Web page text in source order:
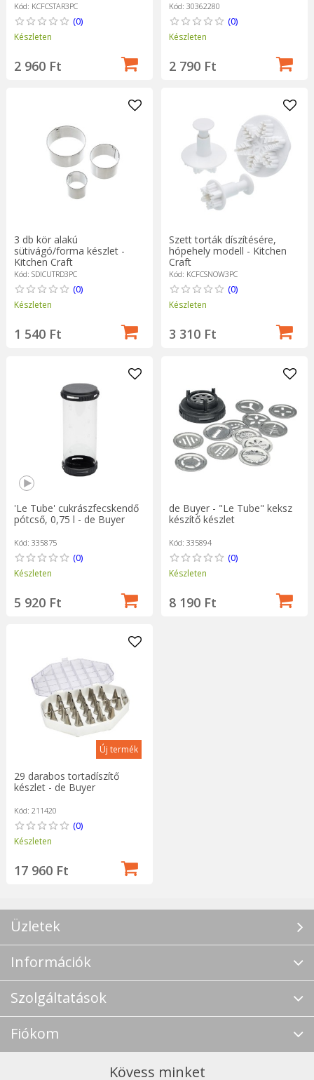
Kód: KCFCSTAR3PC
(0)
Készleten
2 960 Ft
Kód: 30362280
(0)
Készleten
2 790 Ft
3 db kör alakú
sütivágó/forma készlet -
Kitchen Craft
Kód: SDICUTRD3PC
(0)
Készleten
1 540 Ft
Szett torták díszítésére,
hópehely modell - Kitchen
Craft
Kód: KCFCSNOW3PC
(0)
Készleten
3 310 Ft
'Le Tube' cukrászfecskendő
pótcső, 0,75 l - de Buyer
Kód: 335875
(0)
Készleten
5 920 Ft
de Buyer - "Le Tube" keksz
készítő készlet
Kód: 335894
(0)
Készleten
8 190 Ft
Új termék
29 darabos tortadíszítő
készlet - de Buyer
Kód: 211420
(0)
Készleten
17 960 Ft
Üzletek
Információk
Szolgáltatások
Fiókom
Kövess minket